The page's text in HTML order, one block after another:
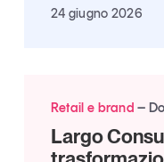
Chi siamo
La nostra newsletter
Iscriviti
24 giugno 2026
Retail e brand
Largo